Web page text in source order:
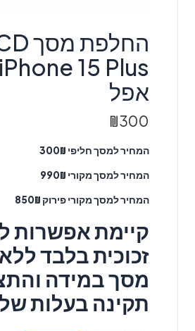
15 Plus
אפל
₪300
המחיר למסך חליפי 300₪
המחיר למסך מקורי 990₪
המחיר למסך מקורי פירוק 850₪
קיימת אפשרות
זכוכית בלבד
מסך במידה
תקינה בעלות של 550₪